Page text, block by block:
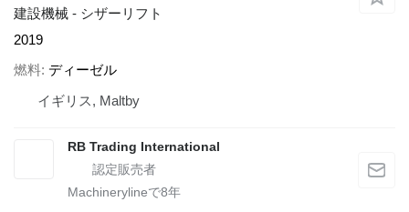
建設機械 - シザーリフト
2019
燃料 ディーゼル
イギリス, Maltby
RB Trading International
Machinerylineで8年